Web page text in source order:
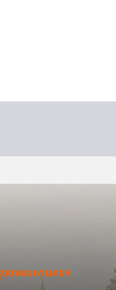
เทพมหานครฯ